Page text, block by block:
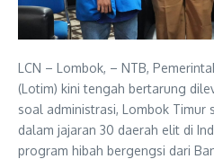
LCN – Lombok, – NTB,
(Lotim) kini tengah bertarung
soal administrasi, Lombok Timur
dalam jajaran 30 daerah elit di
program hibah bergengsi dari